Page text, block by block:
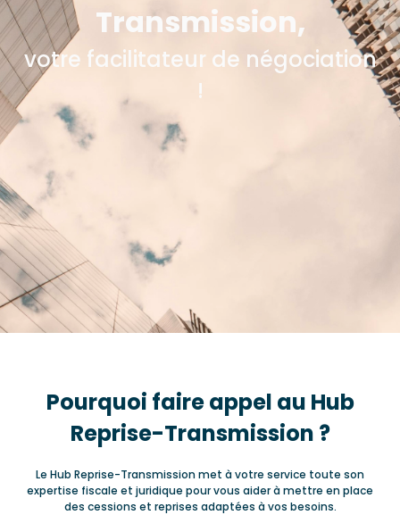
Transmission,
votre facilitateur de négociation
!
Pourquoi faire appel au Hub
Reprise-Transmission ?
Le Hub Reprise-Transmission met à votre service toute son
expertise fiscale et juridique pour vous aider à mettre en place
des cessions et reprises adaptées à vos besoins.